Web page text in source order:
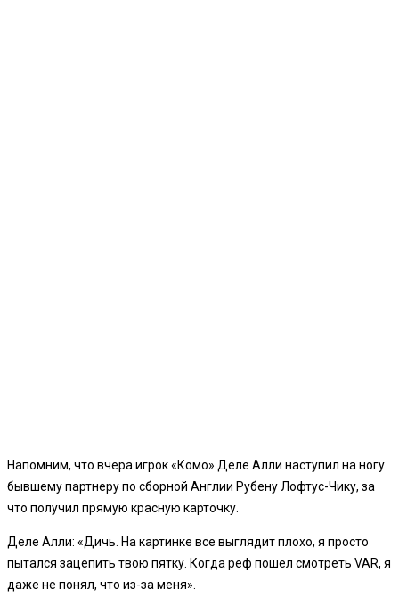
Напомним, что вчера игрок «Комо» Деле Алли наступил на ногу
бывшему партнеру по сборной Англии Рубену Лофтус-Чику, за
что получил прямую красную карточку.
Деле Алли: «Дичь. На картинке все выглядит плохо, я просто
пытался зацепить твою пятку. Когда реф пошел смотреть VAR, я
даже не понял, что из-за меня».